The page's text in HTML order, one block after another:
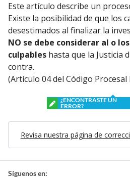
Este artículo describe un
Existe la posibilidad de que los
desestimados al finalizar la
NO se debe considerar al o
culpables hasta que la Justicia
contra.
(Artículo 04 del Código Procesal
¿ENCONTRASTE UN
ERROR?
Revisa nuestra página de
Síguenos en: